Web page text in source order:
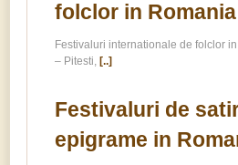
folclor in Romania
Festivaluri internationale de folclor
– Pitesti, [..]
Festivaluri de
epigrame in